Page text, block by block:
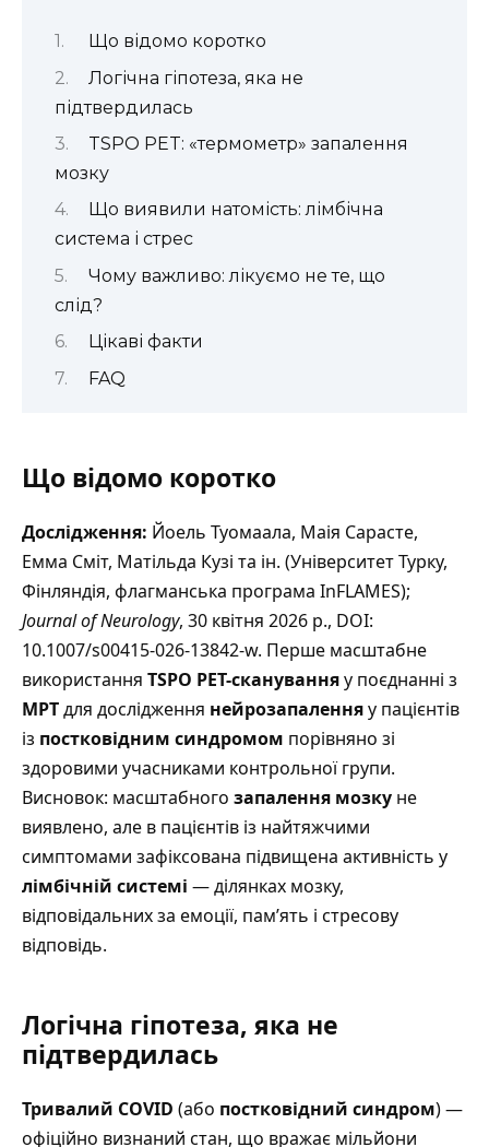
Що відомо коротко
Логічна гіпотеза, яка не
підтвердилась
TSPO PET: «термометр» запалення
мозку
Що виявили натомість: лімбічна
система і стрес
Чому важливо: лікуємо не те, що
слід?
Цікаві факти
FAQ
Що відомо коротко
Дослідження: Йоель Туомаала, Маія Сарасте,
Емма Сміт, Матільда Кузі та ін. (Університет Турку,
Фінляндія, флагманська програма InFLAMES);
Journal of Neurology, 30 квітня 2026 р., DOI:
10.1007/s00415-026-13842-w. Перше масштабне
використання TSPO PET-скануванняу поєднанні з
МРТдля дослідження нейрозапаленняу пацієнтів
із постковідним синдромом порівняно зі
здоровими учасниками контрольної групи.
Висновок: масштабного запалення мозку не
виявлено, але в пацієнтів із найтяжчими
симптомами зафіксована підвищена активність у
лімбічній системі — ділянках мозку,
відповідальних за емоції, пам’ять і стресову
відповідь.
Логічна гіпотеза, яка не
підтвердилась
Тривалий COVID (або постковідний синдром) —
офіційно визнаний стан, що вражає мільйони